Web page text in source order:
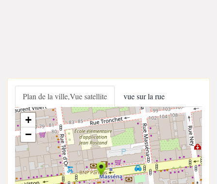
Plan de la ville,Vue satellite vue sur la rue
+
−